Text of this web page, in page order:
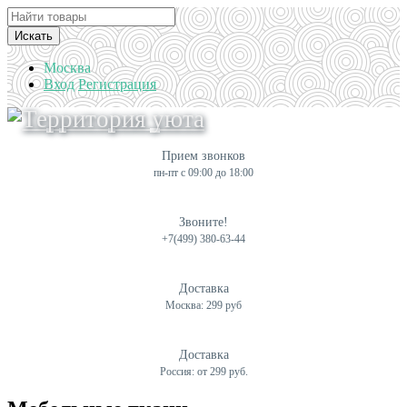
Искать
Москва
Вход Регистрация
Прием звонков
пн-пт с 09:00 до 18:00
Звоните!
+7(499) 380-63-44
Доставка
Москва: 299 руб
Доставка
Россия: от 299 руб.